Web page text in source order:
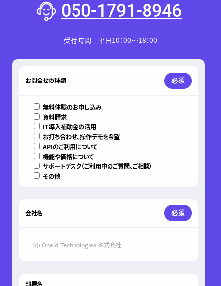
050-1791-8946
受付時間 平日10：00～18：00
お問合せの種類 必須
無料体験のお申し込み
資料請求
IT導入補助金の活用
お打ち合わせ、操作デモを希望
APIのご利用について
機能や価格について
サポートデスク（ご利用中のご質問、ご相談）
その他
会社名 必須
部署名